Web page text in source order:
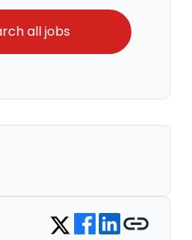
all jobs
Share on Twitter
Share on Facebook
Share on LinkedIn
Copy link